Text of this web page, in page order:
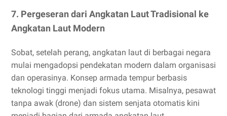
7. Pergeseran dari Angkatan Laut Tradisional ke
Angkatan Laut Modern
Sobat, setelah perang, angkatan laut di berbagai negara
mulai mengadopsi pendekatan modern dalam organisasi
dan operasinya. Konsep armada tempur berbasis
teknologi tinggi menjadi fokus utama. Misalnya, pesawat
tanpa awak (drone) dan sistem senjata otomatis kini